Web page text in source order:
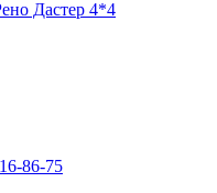
Дастер 4*4
86-75